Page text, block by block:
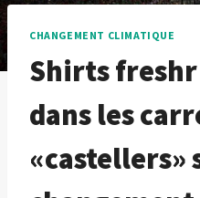
CHANGEMENT CLIMATIQUE
Shirts
dans les
«castellers»